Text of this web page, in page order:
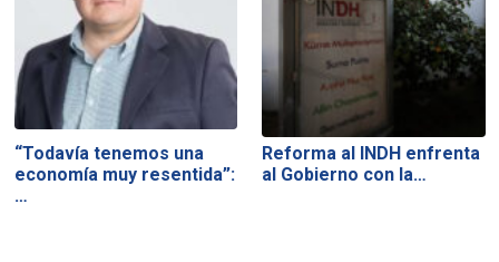
“Todavía tenemos una
economía muy resentida”:
…
Reforma al INDH enfrenta
al Gobierno con la…